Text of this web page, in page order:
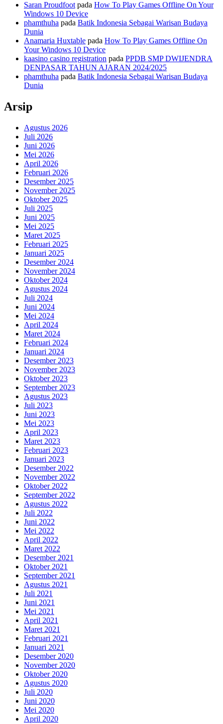
Saran Proudfoot pada How To Play Games Offline On Your
Windows 10 Device
phamthuha pada Batik Indonesia Sebagai Warisan Budaya
Dunia
Anamaria Huxtable pada How To Play Games Offline On
Your Windows 10 Device
kaasino casino registration pada PPDB SMP DWIJENDRA
DENPASAR TAHUN AJARAN 2024/2025
phamthuha pada Batik Indonesia Sebagai Warisan Budaya
Dunia
Arsip
Agustus 2026
Juli 2026
Juni 2026
Mei 2026
April 2026
Februari 2026
Desember 2025
November 2025
Oktober 2025
Juli 2025
Juni 2025
Mei 2025
Maret 2025
Februari 2025
Januari 2025
Desember 2024
November 2024
Oktober 2024
Agustus 2024
Juli 2024
Juni 2024
Mei 2024
April 2024
Maret 2024
Februari 2024
Januari 2024
Desember 2023
November 2023
Oktober 2023
September 2023
Agustus 2023
Juli 2023
Juni 2023
Mei 2023
April 2023
Maret 2023
Februari 2023
Januari 2023
Desember 2022
November 2022
Oktober 2022
September 2022
Agustus 2022
Juli 2022
Juni 2022
Mei 2022
April 2022
Maret 2022
Desember 2021
Oktober 2021
September 2021
Agustus 2021
Juli 2021
Juni 2021
Mei 2021
April 2021
Maret 2021
Februari 2021
Januari 2021
Desember 2020
November 2020
Oktober 2020
Agustus 2020
Juli 2020
Juni 2020
Mei 2020
April 2020